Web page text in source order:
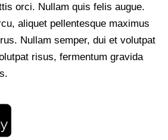
orci. Nullam quis felis augue.
aliquet pellentesque maximus
Nullam semper, dui et volutpat
risus, fermentum gravida